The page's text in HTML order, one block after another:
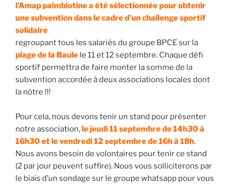
l’Amap paimblotine a été sélectionnée pour obtenir
une subvention dans le cadre d’unchallenge sportif
solidaire
regroupant tous les salariés du groupe BPCE sur la
plage de la Baule le 11 et 12 septembre. Chaque défi
sportif permettra de faire monter la somme de la
subvention accordée à deux associations locales dont
la nôtre !!!
Pour cela, nous devons tenir un stand pour présenter
notre association,le jeudi 11 septembre de 14h30 à
16h30 et le vendredi 12 septembre de 16h à 18h.
Nous avons besoin de volontaires pour tenir ce stand
(2 par jour peuvent suffire). Nous vous solliciterons par
le biais d’un sondage sur le groupe whatsapp pour vous